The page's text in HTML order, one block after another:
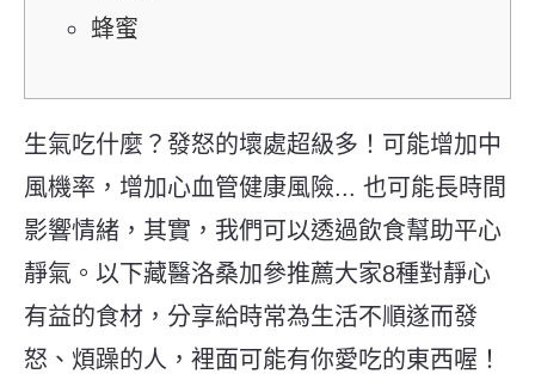
蜂蜜
生氣吃什麼？發怒的壞處超級多！可能增加中
風機率，增加心血管健康風險... 也可能長時間
影響情緒，其實，我們可以透過飲食幫助平心
靜氣。以下藏醫洛桑加參推薦大家8種對靜心
有益的食材，分享給時常為生活不順遂而發
怒、煩躁的人，裡面可能有你愛吃的東西喔！